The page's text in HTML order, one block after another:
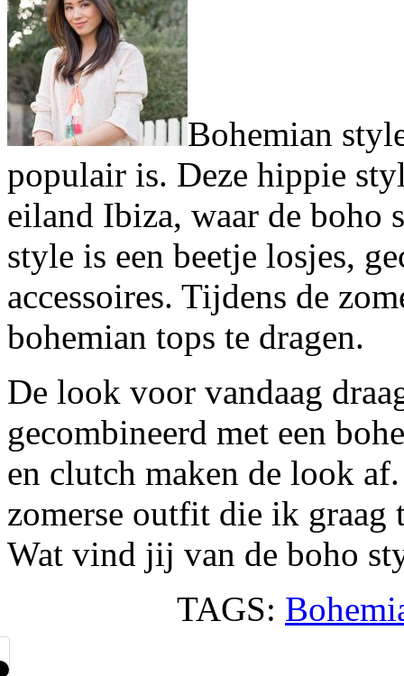
Bohemian
populair is. Deze hippie
eiland Ibiza, waar de boho
style is een beetje losjes,
accessoires. Tijdens de
bohemian tops te dragen.
De look voor vandaag
gecombineerd met een
en clutch maken de look
zomerse outfit die ik graag
Wat vind jij van de boho
TAGS: